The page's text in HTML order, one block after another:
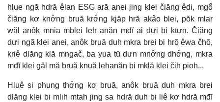
hlue ngă hdră êlan ESG ară anei jing klei čiăng êdi, mgô̆
čiăng kơ knơ̆ng bruă krơ̆ng kjăp hră akâo blei, pŏk mlar
wăl anôk mnia mblei leh anăn mđĭ ai dưi bi ktưn. Čiăng
dưi ngă klei anei, anôk bruă duh mkra brei bi hrŏ êwa čhŏ,
kriê dlăng klă mngač, ba yua tŭ dưn mnơ̆ng dhơ̆ng, mkra
mđĭ klei găl mă bruă knuă lehanăn bi mklă klei čih pioh...
Hluê si phung thơ̆ng kơ bruă, anôk bruă duh mkra brei
dlăng klei bi mlih mtah jing sa hdră duh bi liê kơ hdră mđĭ